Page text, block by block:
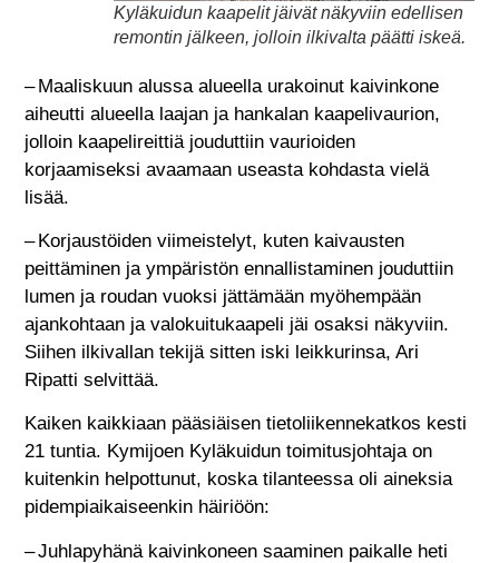
Kyläkuidun kaapelit jäivät näkyviin edellisen
remontin jälkeen, jolloin ilkivalta päätti iskeä.
– Maaliskuun alussa alueella urakoinut kaivinkone
aiheutti alueella laajan ja hankalan kaapelivaurion,
jolloin kaapelireittiä jouduttiin vaurioiden
korjaamiseksi avaamaan useasta kohdasta vielä
lisää.
– Korjaustöiden viimeistelyt, kuten kaivausten
peittäminen ja ympäristön ennallistaminen jouduttiin
lumen ja roudan vuoksi jättämään myöhempään
ajankohtaan ja valokuitukaapeli jäi osaksi näkyviin.
Siihen ilkivallan tekijä sitten iski leikkurinsa, Ari
Ripatti selvittää.
Kaiken kaikkiaan pääsiäisen tietoliikennekatkos kesti
21 tuntia. Kymijoen Kyläkuidun toimitusjohtaja on
kuitenkin helpottunut, koska tilanteessa oli aineksia
pidempiaikaiseenkin häiriöön:
– Juhlapyhänä kaivinkoneen saaminen paikalle heti